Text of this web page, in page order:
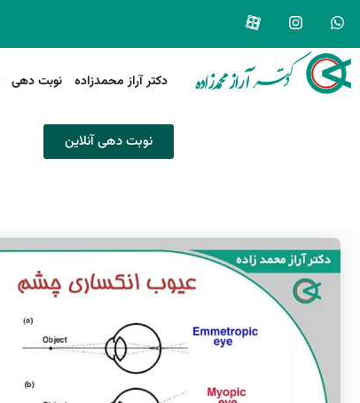
دکتر آراز محمدزاده نوبت دهی
نوبت دهی آنلاین